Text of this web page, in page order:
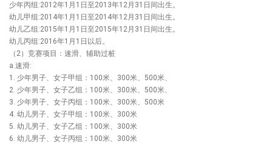
少年丙组:2012年1月1日至2013年12月31日间出生。
幼儿甲组:2014年1月1日至2014年12月31日间出生。
幼儿乙组:2015年1月1日至2015年12月31日间出生。
幼儿丙组:2016年1月1日以后。
（2）竞赛项目：速滑、辅助过桩
a.速滑:
1. 少年男子、女子甲组：100米、300米、500米、
2. 少年男子、女子乙组：100米、300米、500米、
3. 少年男子、女子丙组：100米、300米、500米
4. 幼儿男子、女子甲组：100米、300米
5. 幼儿男子、女子乙组：100米、300米
6. 幼儿男子、女子丙组：100米、300米